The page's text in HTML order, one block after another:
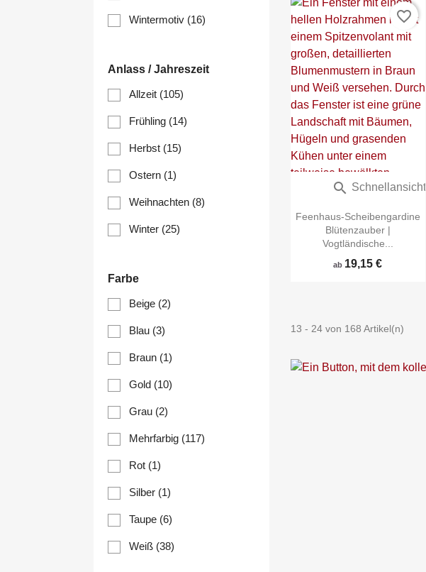
Wintermotiv (16)
Anlass / Jahreszeit
Allzeit (105)
Frühling (14)
Herbst (15)
Ostern (1)
Weihnachten (8)
Winter (25)
Farbe
Beige (2)
Blau (3)
Braun (1)
Gold (10)
Grau (2)
Mehrfarbig (117)
Rot (1)
Silber (1)
Taupe (6)
Weiß (38)
Feenhaus-Scheibengardine
Blütenzauber |
Vogtländische...
ab 19,15 €
 Schnellansicht
favorite_border
13 - 24 von 168 Artikel(n)